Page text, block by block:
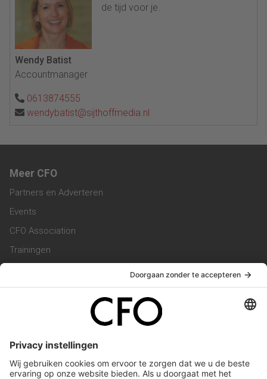
de tijd voor je.
Wendy Batist
Accountmanager
0613874555
wendybatist@sijthoffmedia.nl
Meer CFO
Partners en Adverteren
Events
CFO Association
Trainingen
Vacatures
Service & Contact
Werken bij ons
Privacy Statement